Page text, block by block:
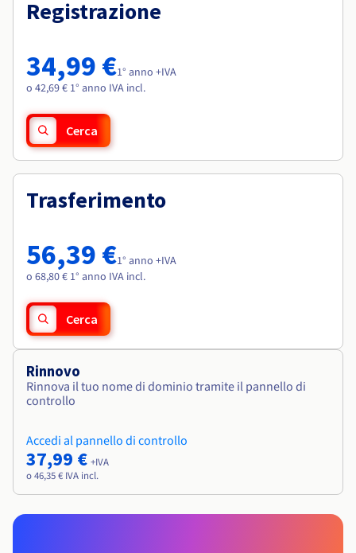
Tariffe
Roadmap & Changelog
Osservabilità
Roadmap & Changelog
Roadmap & Changelog
Roadmap & Changelog
Roadmap & Changelog
Registrazione
34,99 €1° anno +IVA
o 42,69 € 1° anno IVA incl.
Cerca
Trasferimento
56,39 €1° anno +IVA
o 68,80 € 1° anno IVA incl.
Cerca
Rinnovo
Rinnova il tuo nome di dominio tramite il pannello di
controllo
Accedi al pannello di controllo
37,99 € +IVA
o 46,35 € IVA incl.